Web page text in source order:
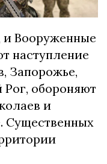
и Вооруженные
наступление
Запорожье,
обороняют
и
Существенных